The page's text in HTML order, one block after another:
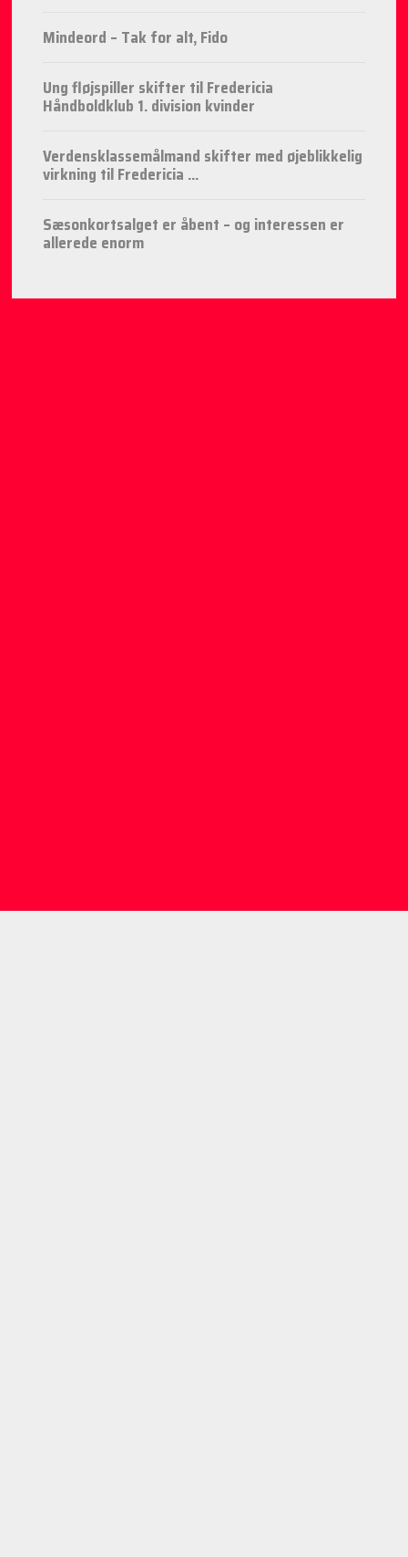
Mindeord – Tak for alt, Fido
Ung fløjspiller skifter til Fredericia
Håndboldklub 1. division kvinder
Verdensklassemålmand skifter med øjeblikkelig
virkning til Fredericia ...
Sæsonkortsalget er åbent – og interessen er
allerede enorm